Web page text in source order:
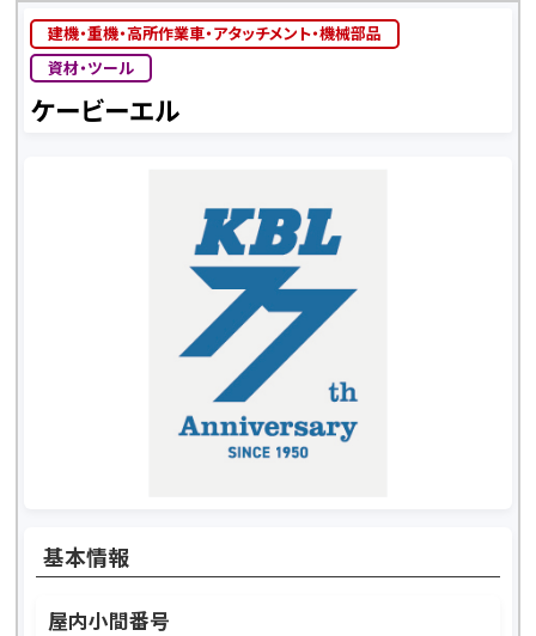
建機・重機・高所作業車・アタッチメント・機械部品
資材・ツール
ケービーエル
基本情報
屋内小間番号